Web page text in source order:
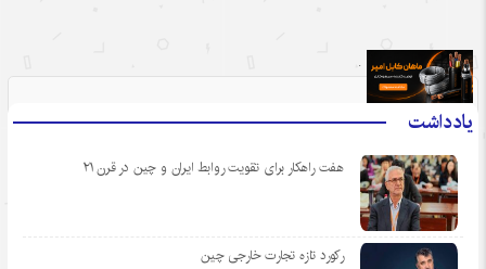
یادداشت
هفت راهکار برای تقویت روابط ایران و چین در قرن ۲۱
رکورد تازه تجارت خارجی چین
.